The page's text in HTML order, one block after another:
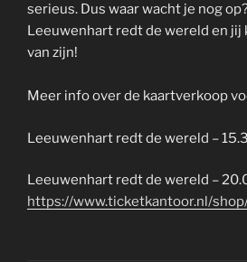
serieus. Dus waar wacht je nog
Leeuwenhart redt de wereld en jij
van zijn!
Meer info over de kaartverkoop
Leeuwenhart redt de wereld –
Leeuwenhart redt de wereld –
https://www.ticketkantoor.nl/